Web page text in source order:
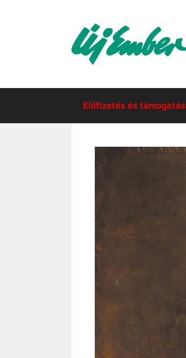
Előfizetés és támogatás